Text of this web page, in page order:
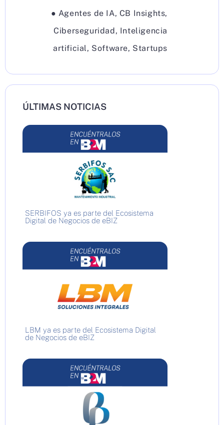
● Agentes de IA, CB Insights,
Ciberseguridad, Inteligencia
artificial, Software, Startups
ÚLTIMAS NOTICIAS
SERBIFOS ya es parte del Ecosistema
Digital de Negocios de eBIZ
LBM ya es parte del Ecosistema Digital
de Negocios de eBIZ